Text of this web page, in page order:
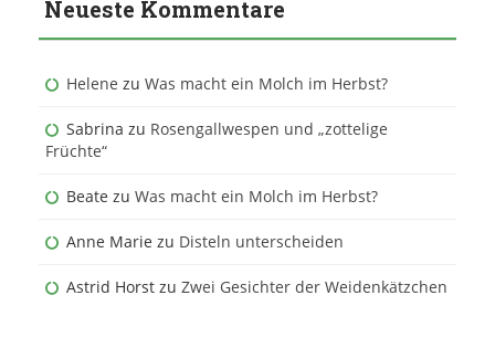
Neueste Kommentare
Helene zu Was macht ein Molch im Herbst?
Sabrina zu Rosengallwespen und „zottelige
Früchte“
Beate zu Was macht ein Molch im Herbst?
Anne Marie zu Disteln unterscheiden
Astrid Horst zu Zwei Gesichter der Weidenkätzchen